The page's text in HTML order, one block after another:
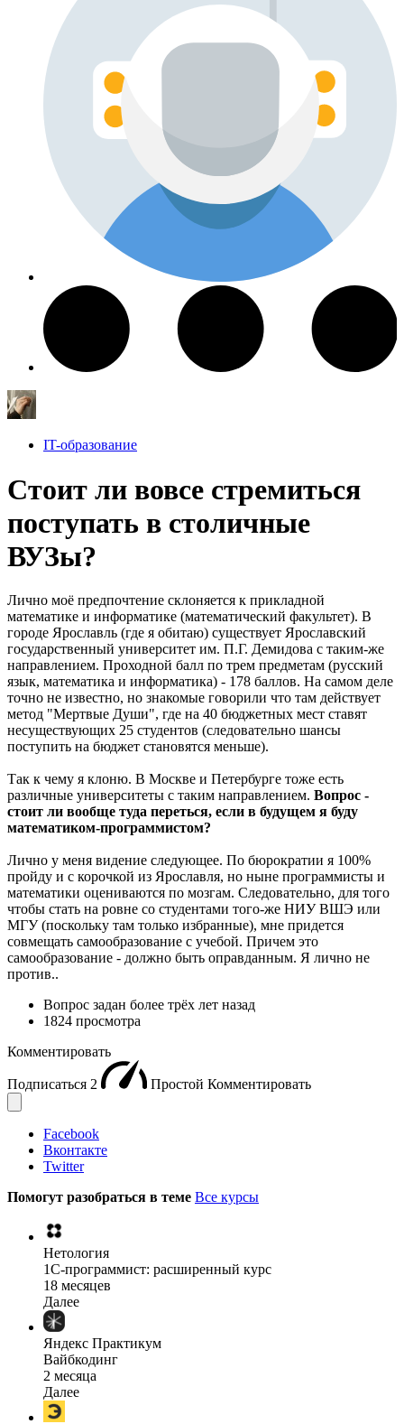
IT-образование
Стоит ли вовсе стремиться
поступать в столичные
ВУЗы?
Лично моё предпочтение склоняется к прикладной
математике и информатике (математический факультет). В
городе Ярославль (где я обитаю) существует Ярославский
государственный университет им. П.Г. Демидова с таким-же
направлением. Проходной балл по трем предметам (русский
язык, математика и информатика) - 178 баллов. На самом деле
точно не известно, но знакомые говорили что там действует
метод "Мертвые Души", где на 40 бюджетных мест ставят
несуществующих 25 студентов (следовательно шансы
поступить на бюджет становятся меньше).
Так к чему я клоню. В Москве и Петербурге тоже есть
различные университеты с таким направлением. Вопрос -
стоит ли вообще туда переться, если в будущем я буду
математиком-программистом?
Лично у меня видение следующее. По бюрократии я 100%
пройду и с корочкой из Ярославля, но ныне программисты и
математики оцениваются по мозгам. Следовательно, для того
чтобы стать на ровне со студентами того-же НИУ ВШЭ или
МГУ (поскольку там только избранные), мне придется
совмещать самообразование с учебой. Причем это
самообразование - должно быть оправданным. Я лично не
против..
Вопрос задан более трёх лет назад
1824 просмотра
Комментировать
Подписаться 2 Простой Комментировать
Facebook
Вконтакте
Twitter
Помогут разобраться в теме Все курсы
Нетология
1C-программист: расширенный курс
18 месяцев
Далее
Яндекс Практикум
Вайбкодинг
2 месяца
Далее